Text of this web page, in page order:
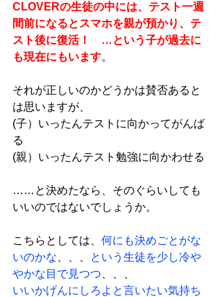
CLOVERの生徒の中には、テスト一週
間前になるとスマホを親が預かり、テ
スト後に復活！　…という子が過去に
も現在にもいます。
それが正しいのかどうかは賛否あると
は思いますが、
(子）いったんテストに向かってがんば
る
(親）いったんテスト勉強に向かわせる
……と決めたなら、そのぐらいしても
いいのではないでしょうか。
こちらとしては、 何にも決めごとがな
いのかな
という生徒を少し冷や
やかな目で見つつ
いいかげんにしろよと言いたい気持ち